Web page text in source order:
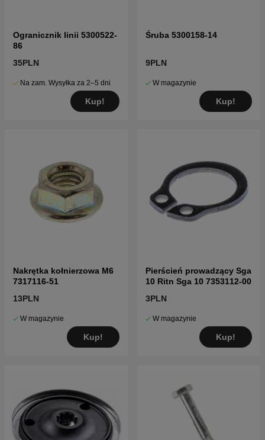
Ogranicznik linii 5300522-
86
35PLN
Na zam. Wysyłka za 2–5 dni
Kup!
Śruba 5300158-14
9PLN
W magazynie
Kup!
Nakrętka kołnierzowa M6
7317116-51
13PLN
W magazynie
Kup!
Pierścień prowadzący Sga
10 Ritn Sga 10 7353112-00
3PLN
W magazynie
Kup!